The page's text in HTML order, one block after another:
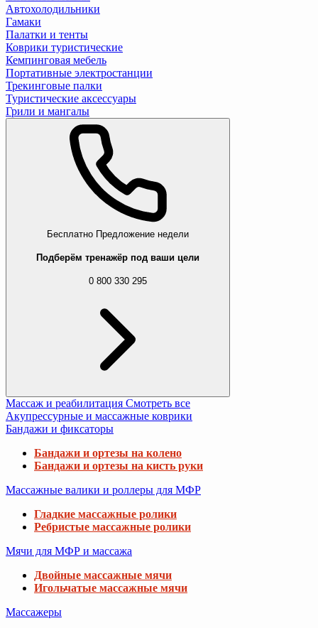
Автохолодильники
Гамаки
Палатки и тенты
Коврики туристические
Кемпинговая мебель
Портативные электростанции
Трекинговые палки
Туристические аксессуары
Грили и мангалы
Бесплатно Предложение недели
Подберём тренажёр под ваши цели
0 800 330 295
Массаж и реабилитация Смотреть все
Акупрессурные и массажные коврики
Бандажи и фиксаторы
Бандажи и ортезы на колено
Бандажи и ортезы на кисть руки
Массажные валики и роллеры для МФР
Гладкие массажные ролики
Ребристые массажные ролики
Мячи для МФР и массажа
Двойные массажные мячи
Игольчатые массажные мячи
Массажеры